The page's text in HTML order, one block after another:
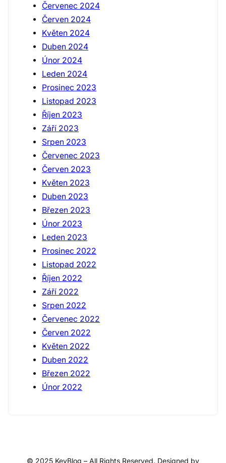
Červenec 2024
Červen 2024
Květen 2024
Duben 2024
Únor 2024
Leden 2024
Prosinec 2023
Listopad 2023
Říjen 2023
Září 2023
Srpen 2023
Červenec 2023
Červen 2023
Květen 2023
Duben 2023
Březen 2023
Únor 2023
Leden 2023
Prosinec 2022
Listopad 2022
Říjen 2022
Září 2022
Srpen 2022
Červenec 2022
Červen 2022
Květen 2022
Duben 2022
Březen 2022
Únor 2022
© 2025 KeyBlog – All Rights Reserved. Designed by